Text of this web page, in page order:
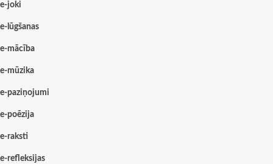
e-joki
e-lūgšanas
e-mācība
e-mūzika
e-paziņojumi
e-poēzija
e-raksti
e-refleksijas